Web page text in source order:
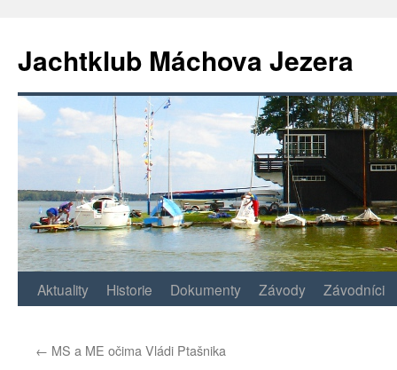
Jachtklub Máchova Jezera
Přejít
obsahu
Aktuality Historie Dokumenty Závody Závodníci
← MS a ME očima Vládi Ptašnika